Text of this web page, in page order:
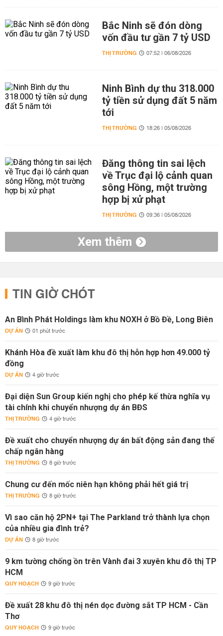
Bắc Ninh sẽ đón dòng
vốn đầu tư gần 7 tỷ USD
THỊ TRƯỜNG 07:52 | 06/08/2026
Ninh Bình dự thu 318.000
tỷ tiền sử dụng đất 5 năm
tới
THỊ TRƯỜNG 18:26 | 05/08/2026
Đăng thông tin sai lệch
về Trục đại lộ cảnh quan
sông Hồng, một trường
hợp bị xử phạt
THỊ TRƯỜNG 09:36 | 05/08/2026
Xem thêm
TIN GIỜ CHÓT
An Bình Phát Holdings làm khu NOXH ở Bồ Đề, Long Biên
DỰ ÁN 01 phút trước
Khánh Hòa đề xuất làm khu đô thị hỗn hợp hơn 49.000 tỷ
đồng
DỰ ÁN 4 giờ trước
Đại diện Sun Group kiến nghị cho phép kế thừa nghĩa vụ
tài chính khi chuyển nhượng dự án BĐS
THỊ TRƯỜNG 4 giờ trước
Đề xuất cho chuyển nhượng dự án bất động sản đang thế
chấp ngân hàng
THỊ TRƯỜNG 8 giờ trước
Chung cư đến mốc niên hạn không phải hết giá trị
THỊ TRƯỜNG 8 giờ trước
Vì sao căn hộ 2PN+ tại The Parkland trở thành lựa chọn
của nhiều gia đình trẻ?
DỰ ÁN 8 giờ trước
9 km tường chống ồn trên Vành đai 3 xuyên khu đô thị TP
HCM
QUY HOẠCH 9 giờ trước
Đề xuất 28 khu đô thị nén dọc đường sắt TP HCM - Cần
Thơ
QUY HOẠCH 9 giờ trước